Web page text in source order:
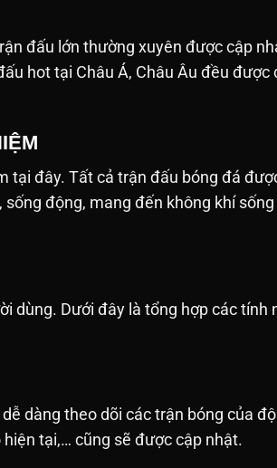
đấu lớn thường xuyên được cập
hot tại Châu Á, Châu Âu đều được
tại đây. Tất cả trận đấu bóng đá
động, mang đến không khí
dùng. Dưới đây là tổng hợp các tính
dàng theo dõi các trận bóng của
tại,… cũng sẽ được cập nhật.